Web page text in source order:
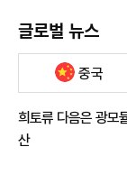
글로벌 뉴스
중국
희토류 다음은 광모
산